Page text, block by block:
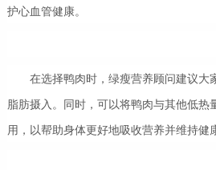
护心血管健康。
在选择鸭肉时，绿瘦营养顾问建议大
脂肪摄入。同时，可以将鸭肉与其他低热
用，以帮助身体更好地吸收营养并维持健